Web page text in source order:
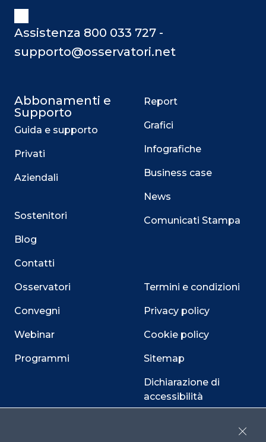
Assistenza 800 033 727 -
supporto@osservatori.net
Abbonamenti e
Supporto
Guida e supporto
Privati
Aziendali
Sostenitori
Blog
Contatti
Osservatori
Convegni
Webinar
Programmi
Report
Grafici
Infografiche
Business case
News
Comunicati Stampa
Termini e condizioni
Privacy policy
Cookie policy
Sitemap
Dichiarazione di
accessibilità